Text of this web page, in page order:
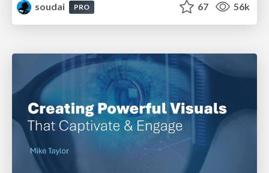
soudai
PRO 67 56k